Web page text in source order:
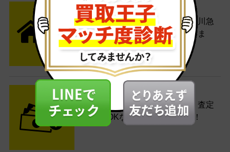
STEP2 発送
送料無料でご自宅から発送！佐川急
便がご自宅まで引き取りに伺いま
す。
STEP3 ご入金
査定結果はメールでお知らせ。査定
結果がOKなら金額をお支払い！